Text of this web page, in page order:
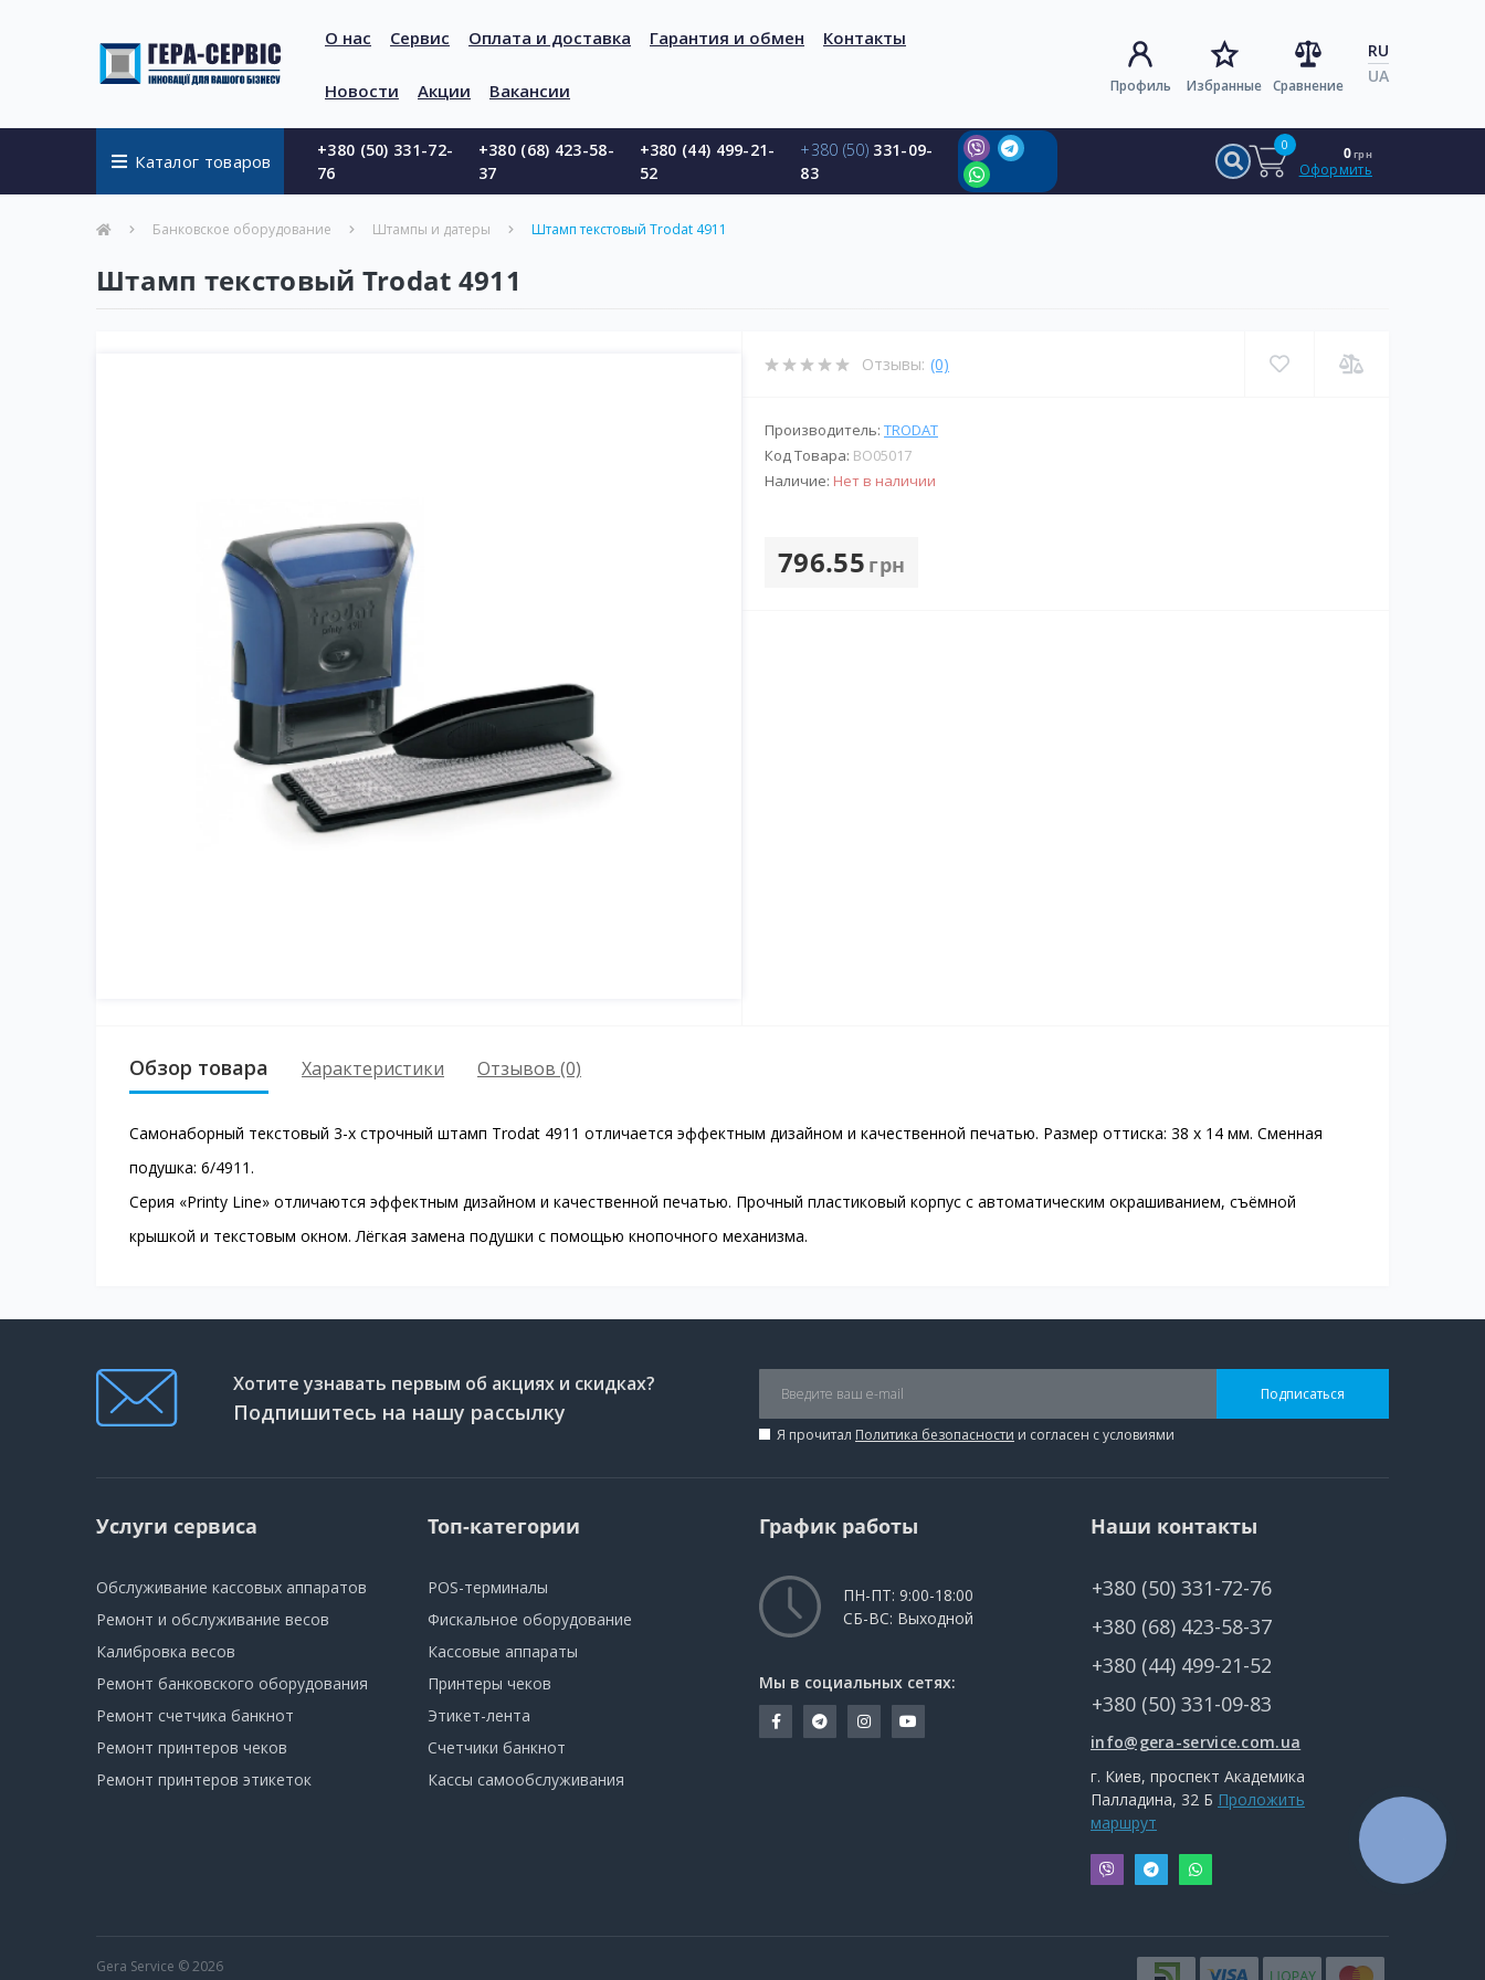
О нас Сервис Оплата и доставка Гарантия и обмен Контакты
Новости Акции Вакансии Профиль Избранные Сравнение
RU
UA
Каталог товаров
+380 (50) 331-72-
76
+380 (68) 423-58-
37
+380 (44) 499-21-
52
+380 (50) 331-09-
83
0 0грн
Оформить
Банковское оборудование Штампы и датеры Штамп текстовый Trodat 4911
Штамп текстовый Trodat 4911
Отзывы: (0)
Производитель: TRODAT
Код Товара: BО05017
Наличие: Нет в наличии
796.55 грн
Обзор товара Характеристики Отзывов (0)
Самонаборный текстовый 3-х строчный штамп Trodat 4911 отличается эффектным дизайном и качественной печатью. Размер оттиска: 38 х 14 мм. Сменная
подушка: 6/4911.
Серия «Printy Line» отличаются эффектным дизайном и качественной печатью. Прочный пластиковый корпус с автоматическим окрашиванием, съёмной
крышкой и текстовым окном. Лёгкая замена подушки с помощью кнопочного механизма.
Хотите узнавать первым об акциях и скидках?
Подпишитесь на нашу рассылку
Подписаться
Я прочитал Политика безопасности и согласен с условиями
Услуги сервиса
Обслуживание кассовых аппаратов
Ремонт и обслуживание весов
Калибровка весов
Ремонт банковского оборудования
Ремонт счетчика банкнот
Ремонт принтеров чеков
Ремонт принтеров этикеток
Топ-категории
POS-терминалы
Фискальное оборудование
Кассовые аппараты
Принтеры чеков
Этикет-лента
Счетчики банкнот
Кассы самообслуживания
График работы
ПН-ПТ: 9:00-18:00
СБ-ВС: Выходной
Мы в социальных сетях:
Наши контакты
+380 (50) 331-72-76
+380 (68) 423-58-37
+380 (44) 499-21-52
+380 (50) 331-09-83
info@gera-service.com.ua
г. Киев, проспект Академика
Палладина, 32 Б Проложить
маршрут
Gera Service © 2026